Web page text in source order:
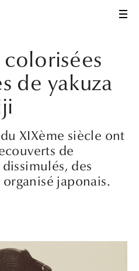
de yakuza
XIXème siècle ont
de
des
japonais.